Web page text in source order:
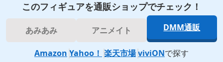
このフィギュアを通販ショップでチェック！
あみあみ アニメイト DMM通販
Amazon Yahoo！ 楽天市場 viviONで探す